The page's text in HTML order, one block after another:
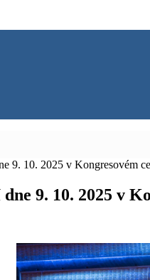
9. 10. 2025 v Kongresovém
9. 10. 2025 v